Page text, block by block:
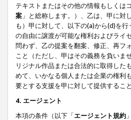
テキストまたはその他の情報もしくは
案 」と総称します。）、乙は、甲に
も）甲に対して、以下の(a)から(d)を
の自由に譲渡が可能な権利およびライ
問わず、乙の提案を翻案、修正、再フ
こと（ただし、甲はその義務を負いま
リジナル作品または合法的に取得した
めて、いかなる個人または企業の権利
要とする支援を甲に対して提供するこ
4. エージェント
本項の条件（以下「エージェント規約